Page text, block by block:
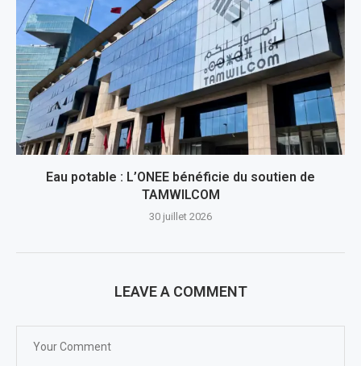
Eau potable : L’ONEE bénéficie du soutien de
TAMWILCOM
30 juillet 2026
LEAVE A COMMENT